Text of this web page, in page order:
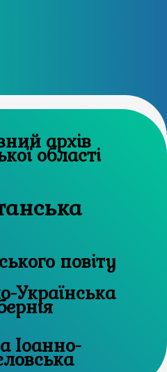
архів
області
повіту
Українська
Іоанно-